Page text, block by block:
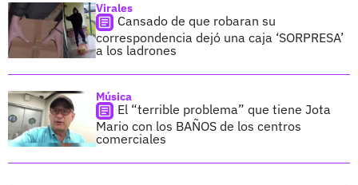
Virales
Cansado de que robaran su
correspondencia dejó una caja ‘SORPRESA’
a los ladrones
Música
El “terrible problema” que tiene Jota
Mario con los BAÑOS de los centros
comerciales